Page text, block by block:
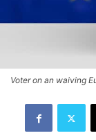
Voter on an waiving